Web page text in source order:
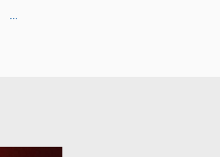
...